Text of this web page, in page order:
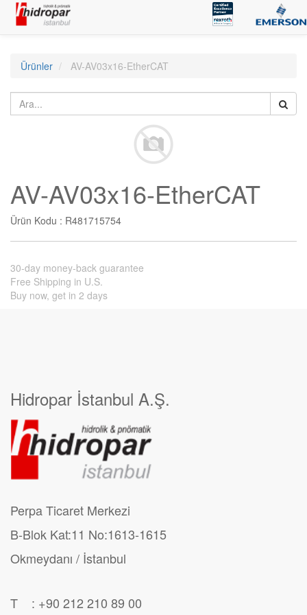
Ürünler AV-AV03x16-EtherCAT
AV-AV03x16-EtherCAT
Ürün Kodu : R481715754
30-day money-back guarantee
Free Shipping in U.S.
Buy now, get in 2 days
Hidropar İstanbul A.Ş.
Perpa Ticaret Merkezi
B-Blok Kat:11 No:1613-1615
Okmeydanı / İstanbul
T : +90 212 210 89 00